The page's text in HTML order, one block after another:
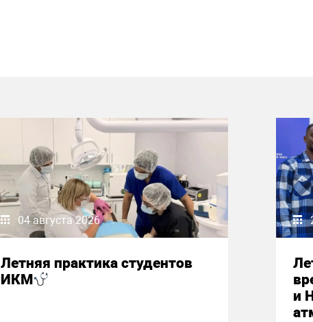
04 августа 2026
Летняя практика студентов
ИКМ
и